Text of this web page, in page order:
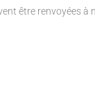
être renvoyées à